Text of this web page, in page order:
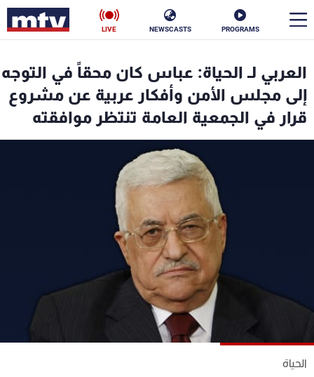
PROGRAMS
NEWSCASTS
LIVE
العربي لـ الحياة: عباس كان محقاً في التوجه
إلى مجلس الأمن وأفكار عربية عن مشروع
قرار في الجمعية العامة تنتظر موافقته
الحياة
الأخبار
سياسة
فن
رياضة
الترددات